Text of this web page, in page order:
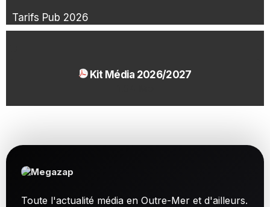
Tarifs Pub 2026
Kit Média 2026/2027
Toute l'actualité média en Outre-Mer et d'ailleurs.